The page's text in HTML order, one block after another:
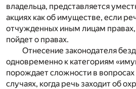
владельца, представляется
акциях как об имуществе, если
отчужденных иным лицам правах,
пойдет о правах.
Отнесение законодателя
одновременно к категориям
порождает сложности в
случаях, когда речь заходит об